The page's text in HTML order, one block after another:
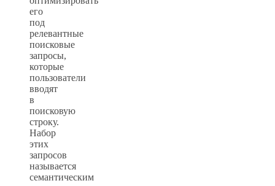
его
под
релевантные
поисковые
запросы,
которые
пользователи
вводят
в
поисковую
строку.
Набор
этих
запросов
называется
семантическим